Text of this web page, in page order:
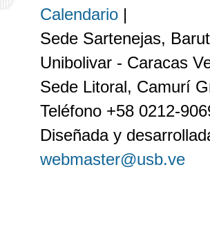
Calendario|
Sede Sartenejas,
Unibolivar - Caracas
Sede Litoral, Camurí
Teléfono +58 0212-
Diseñada y
webmaster@usb.ve